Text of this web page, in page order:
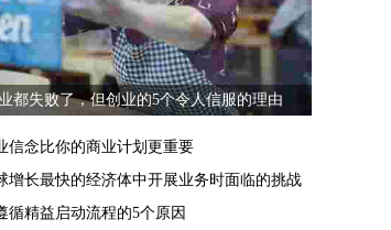
都失败了，但创业的5个令人信服的理由
信念比你的商业计划更重要
增长最快的经济体中开展业务时面临的挑战
循精益启动流程的5个原因